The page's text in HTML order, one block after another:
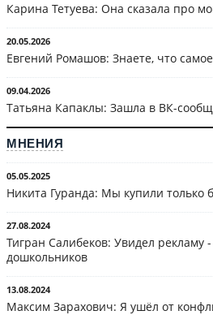
Карина Тетуева: Она сказала про
20.05.2026
Евгений Ромашов: Знаете, что
09.04.2026
Татьяна Капаклы: Зашла в ВК-
МНЕНИЯ
05.05.2025
Никита Гуранда: Мы купили только
27.08.2024
Тигран Салибеков: Увидел рекламу
дошкольников
13.08.2024
Максим Зарахович: Я ушёл от